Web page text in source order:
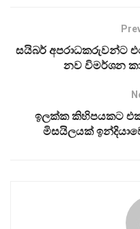
සයිබර් අපරාධකරුවන්ට
නව විමර්ශන
ඉලක්ක කිහිපයකට
මිසයිලයක්